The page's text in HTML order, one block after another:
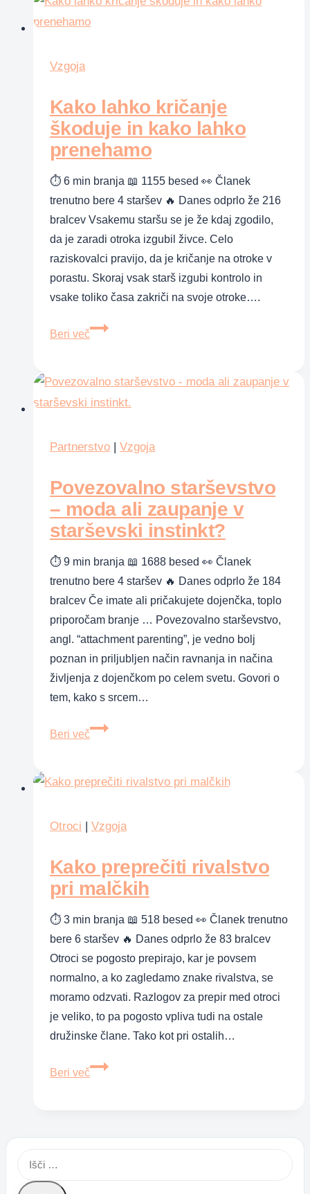
tujem
stanovanju,
Vzgoja
Kako lahko kričanje
škoduje in kako lahko
prenehamo
⏱ 6 min branja 📖 1155 besed 👀 Članek
trenutno bere 4 staršev 🔥 Danes odprlo že 216
bralcev Vsakemu staršu se je že kdaj zgodilo,
da je zaradi otroka izgubil živce. Celo
raziskovalci pravijo, da je kričanje na otroke v
porastu. Skoraj vsak starš izgubi kontrolo in
vsake toliko časa zakriči na svoje otroke….
Beri več
Kako
škoduje
in
lahko
Partnerstvo | Vzgoja
Povezovalno starševstvo
– moda ali zaupanje v
starševski instinkt?
⏱ 9 min branja 📖 1688 besed 👀 Članek
trenutno bere 4 staršev 🔥 Danes odprlo že 184
bralcev Če imate ali pričakujete dojenčka, toplo
priporočam branje … Povezovalno starševstvo,
angl. “attachment parenting”, je vedno bolj
poznan in priljubljen način ravnanja in načina
življenja z dojenčkom po celem svetu. Govori o
tem, kako s srcem…
Beri več
Povezovalno
moda
zaupanje
starševski
instinkt?
Otroci | Vzgoja
Kako preprečiti rivalstvo
pri malčkih
⏱ 3 min branja 📖 518 besed 👀 Članek trenutno
bere 6 staršev 🔥 Danes odprlo že 83 bralcev
Otroci se pogosto prepirajo, kar je povsem
normalno, a ko zagledamo znake rivalstva, se
moramo odzvati. Razlogov za prepir med otroci
je veliko, to pa pogosto vpliva tudi na ostale
družinske člane. Tako kot pri ostalih…
Beri več
Kako
Išči: